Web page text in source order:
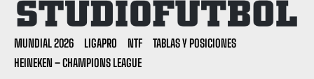
MUNDIAL 2026 LIGAPRO NTF
TABLAS Y POSICIONES
HEINEKEN – CHAMPIONS LEAGUE